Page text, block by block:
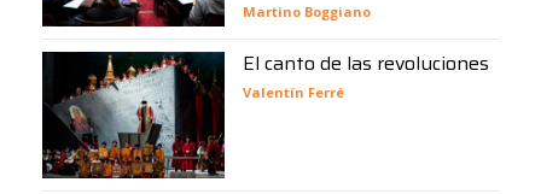
Martino Boggiano
El canto de las revoluciones
Valentín Ferré